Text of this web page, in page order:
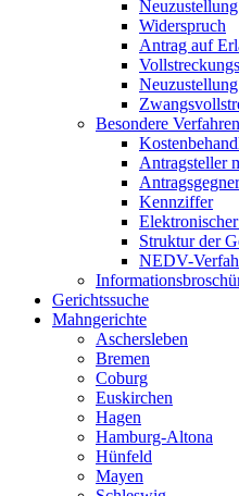
Widerspruch
Antrag auf
Besondere
Antragsteller
Kennziffer
Struktur der
NEDV-
Gerichtssuche
Mahngerichte
Aschersleben
Bremen
Coburg
Euskirchen
Hagen
Hamburg-Altona
Hünfeld
Mayen